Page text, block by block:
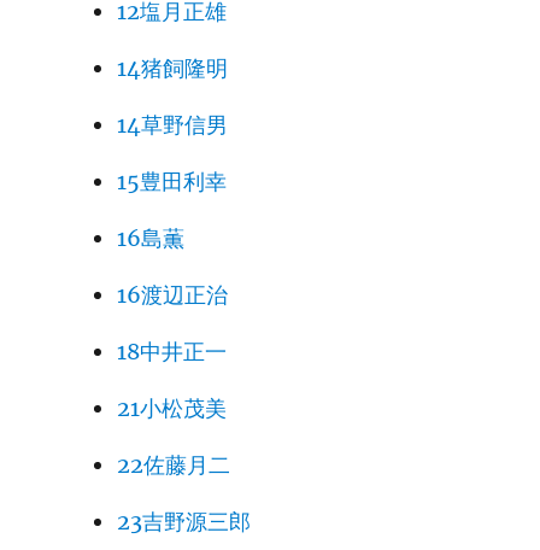
12塩月正雄
14猪飼隆明
14草野信男
15豊田利幸
16島薫
16渡辺正治
18中井正一
21小松茂美
22佐藤月二
23吉野源三郎